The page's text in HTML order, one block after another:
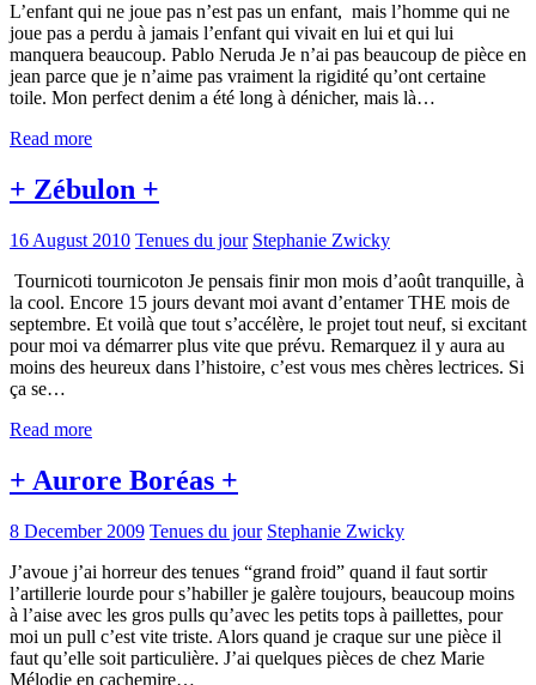
L’enfant qui ne joue pas n’est pas un enfant, mais l’homme qui ne
joue pas a perdu à jamais l’enfant qui vivait en lui et qui lui
manquera beaucoup. Pablo Neruda Je n’ai pas beaucoup de pièce en
jean parce que je n’aime pas vraiment la rigidité qu’ont certaine
toile. Mon perfect denim a été long à dénicher, mais là…
Read more
+ Zébulon +
16 August 2010 Tenues du jour Stephanie Zwicky
Tournicoti tournicoton Je pensais finir mon mois d’août tranquille, à
la cool. Encore 15 jours devant moi avant d’entamer THE mois de
septembre. Et voilà que tout s’accélère, le projet tout neuf, si excitant
pour moi va démarrer plus vite que prévu. Remarquez il y aura au
moins des heureux dans l’histoire, c’est vous mes chères lectrices. Si
ça se…
Read more
+ Aurore Boréas +
8 December 2009 Tenues du jour Stephanie Zwicky
J’avoue j’ai horreur des tenues “grand froid” quand il faut sortir
l’artillerie lourde pour s’habiller je galère toujours, beaucoup moins
à l’aise avec les gros pulls qu’avec les petits tops à paillettes, pour
moi un pull c’est vite triste. Alors quand je craque sur une pièce il
faut qu’elle soit particulière. J’ai quelques pièces de chez Marie
Mélodie en cachemire…